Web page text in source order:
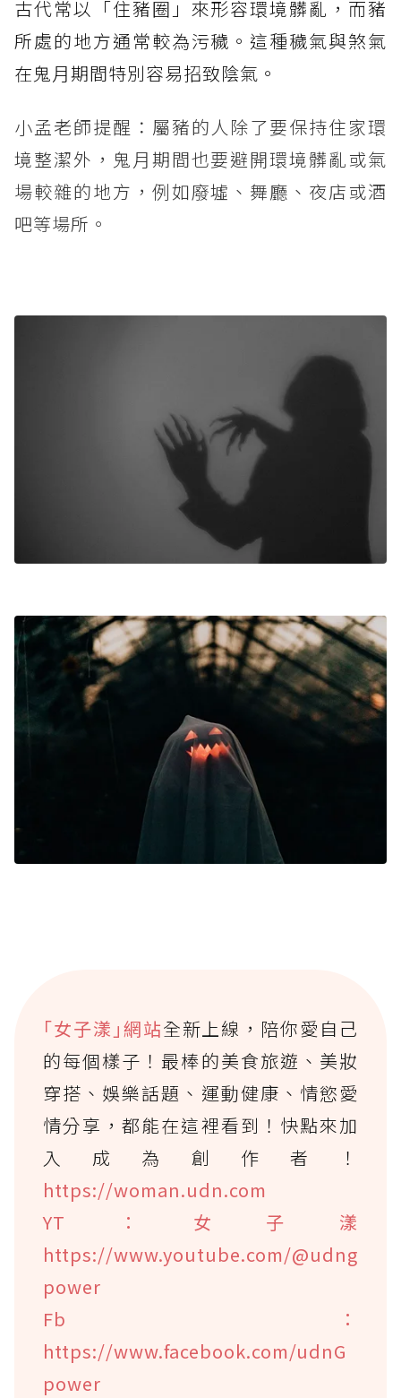
古代常以「住豬圈」來形容環境髒亂，而豬
所處的地方通常較為污穢。這種穢氣與煞氣
在鬼月期間特別容易招致陰氣。
小孟老師提醒：屬豬的人除了要保持住家環
境整潔外，鬼月期間也要避開環境髒亂或氣
場較雜的地方，例如廢墟、舞廳、夜店或酒
吧等場所。
｢女子漾｣網站全新上線，陪你愛自己
的每個樣子！最棒的美食旅遊、美妝
穿搭、娛樂話題、運動健康、情慾愛
情分享，都能在這裡看到！快點來加
入成為創作者！
https://woman.udn.com
YT：女子漾
https://www.youtube.com/@udng
power
Fb：
https://www.facebook.com/udnG
power